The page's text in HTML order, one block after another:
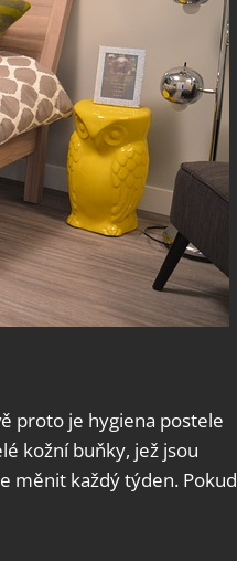
proto je hygiena postele
kožní buňky, jež jsou
měnit každý týden. Pokud